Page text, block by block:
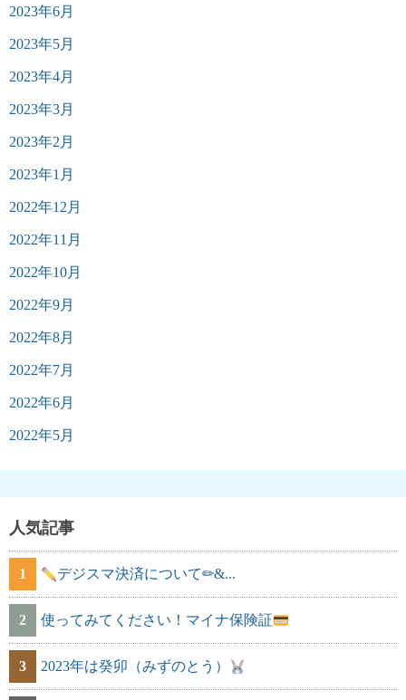
2023年6月
2023年5月
2023年4月
2023年3月
2023年2月
2023年1月
2022年12月
2022年11月
2022年10月
2022年9月
2022年8月
2022年7月
2022年6月
2022年5月
人気記事
1 デジスマ決済について✏&...
2 使ってみてください！マイナ保険証
3 2023年は癸卯（みずのとう）